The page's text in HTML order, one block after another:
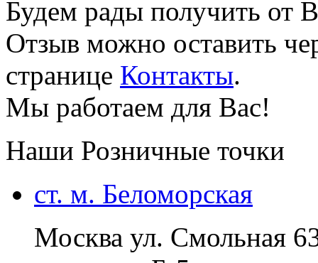
Будем рады получить от
Отзыв можно оставить
странице Контакты.
Мы работаем для Вас!
Наши Розничные точки
ст. м. Беломорская
Москва ул. Смольная